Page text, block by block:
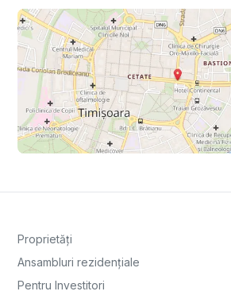
Proprietăți
Ansambluri rezidențiale
Pentru Investitori